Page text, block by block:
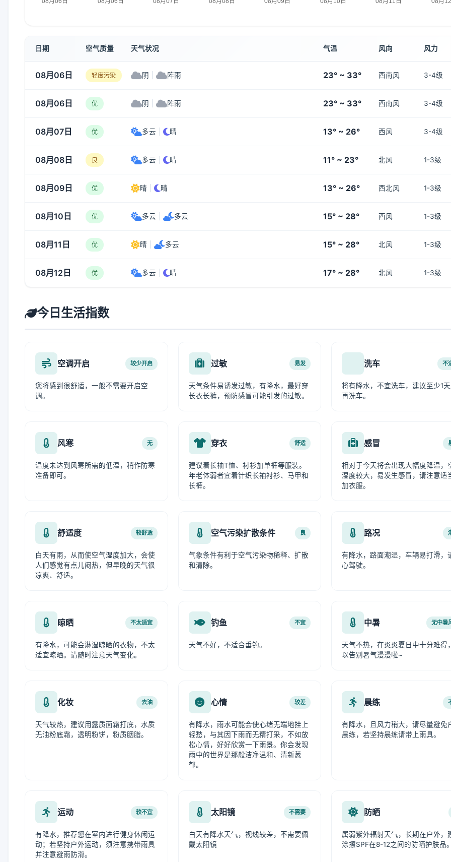
日期 空气质量 天气状况 气温 风向 风力
08月06日 轻度污染 阴 阵雨 23° ~ 33° 西南风 3-4级
08月06日 优 阴 阵雨 23° ~ 33° 西南风 3-4级
08月07日 优 多云 晴 13° ~ 26° 西风 3-4级
08月08日 良 多云 晴 11° ~ 23° 北风 1-3级
08月09日 优 晴 晴 13° ~ 26° 西北风 1-3级
08月10日 优 多云 多云 15° ~ 28° 西风 1-3级
08月11日 优 晴 多云 15° ~ 28° 北风 1-3级
08月12日 优 多云 晴 17° ~ 28° 北风 1-3级
今日生活指数
空调开启 较少开启
您将感到很舒适，一般不需要开启空
调。
过敏 易发
天气条件易诱发过敏，有降水，最好穿
长衣长裤，预防感冒可能引发的过敏。
洗车 不
将有降水，不宜洗车，建议至少1
再洗车。
风寒 无
温度未达到风寒所需的低温，稍作防寒
准备即可。
穿衣 舒适
建议着长袖T恤、衬衫加单裤等服装。
年老体弱者宜着针织长袖衬衫、马甲和
长裤。
感冒
相对于今天将会出现大幅度降温，
湿度较大，易发生感冒，请注意适
加衣服。
舒适度 较舒适
白天有雨，从而使空气湿度加大，会使
人们感觉有点儿闷热，但早晚的天气很
凉爽、舒适。
空气污染扩散条件 良
气象条件有利于空气污染物稀释、扩散
和清除。
路况
有降水，路面潮湿，车辆易打滑，
心驾驶。
晾晒 不太适宜
有降水，可能会淋湿晾晒的衣物，不太
适宜晾晒。请随时注意天气变化。
钓鱼 不宜
天气不好，不适合垂钓。
中暑 无中暑
天气不热，在炎炎夏日中十分难得
以告别暑气漫漫啦~
化妆 去油
天气较热，建议用露质面霜打底，水质
无油粉底霜，透明粉饼，粉质胭脂。
心情 较差
有降水，雨水可能会使心绪无端地挂上
轻愁，与其因下雨而无精打采，不如放
松心情，好好欣赏一下雨景。你会发现
雨中的世界是那般洁净温和、清新葱
郁。
晨练
有降水，且风力稍大，请尽量避免
晨练，若坚持晨练请带上雨具。
运动 较不宜
有降水，推荐您在室内进行健身休闲运
动；若坚持户外运动，须注意携带雨具
并注意避雨防滑。
太阳镜 不需要
白天有降水天气，视线较差，不需要佩
戴太阳镜
防晒
属弱紫外辐射天气，长期在户外，
涂擦SPF在8-12之间的防晒护肤品